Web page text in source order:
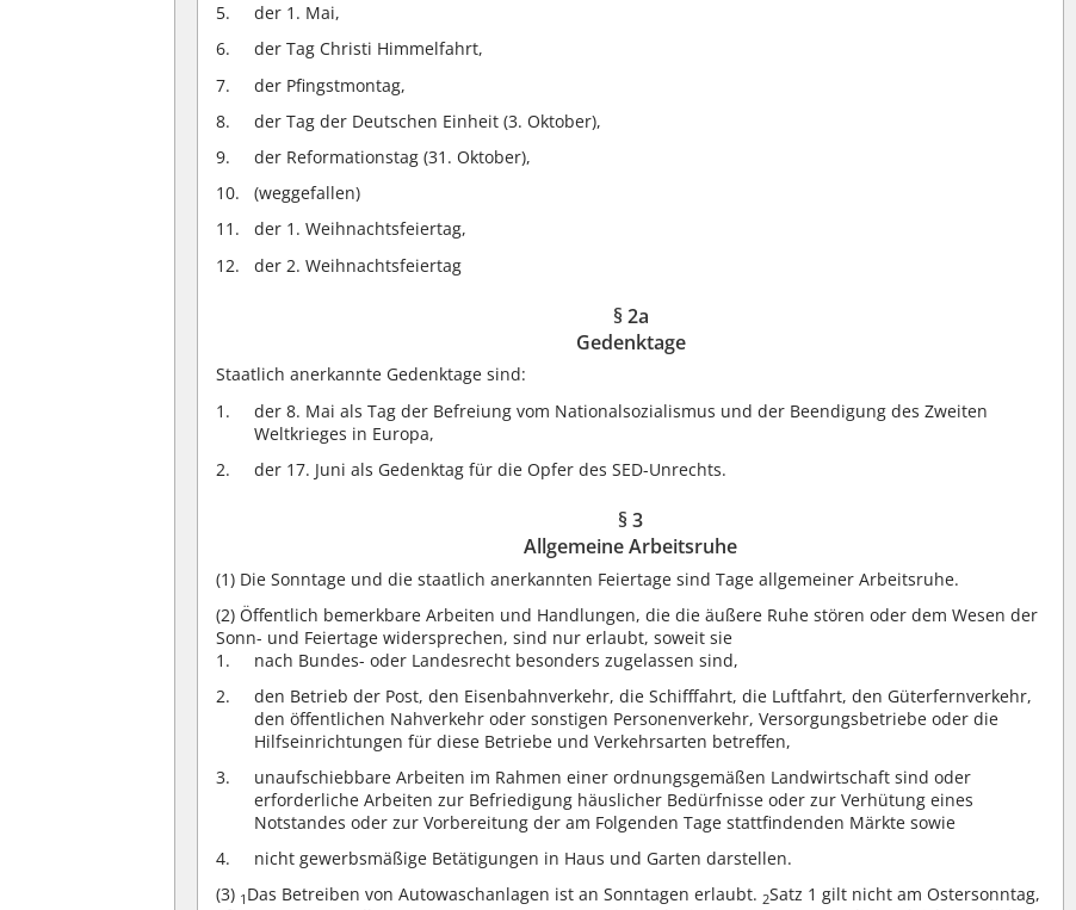
der 1. Mai,
der Tag Christi Himmelfahrt,
der Pfingstmontag,
der Tag der Deutschen Einheit (3. Oktober),
der Reformationstag (31. Oktober),
(weggefallen)
der 1. Weihnachtsfeiertag,
der 2. Weihnachtsfeiertag
§ 2a
Gedenktage
Staatlich anerkannte Gedenktage sind:
der 8. Mai als Tag der Befreiung vom Nationalsozialismus und der Beendigung des Zweiten
Weltkrieges in Europa,
der 17. Juni als Gedenktag für die Opfer des SED-Unrechts.
§ 3
Allgemeine Arbeitsruhe
(1) Die Sonntage und die staatlich anerkannten Feiertage sind Tage allgemeiner Arbeitsruhe.
(2) Öffentlich bemerkbare Arbeiten und Handlungen, die die äußere Ruhe stören oder dem Wesen der
Sonn- und Feiertage widersprechen, sind nur erlaubt, soweit sie
nach Bundes- oder Landesrecht besonders zugelassen sind,
den Betrieb der Post, den Eisenbahnverkehr, die Schifffahrt, die Luftfahrt, den Güterfernverkehr,
den öffentlichen Nahverkehr oder sonstigen Personenverkehr, Versorgungsbetriebe oder die
Hilfseinrichtungen für diese Betriebe und Verkehrsarten betreffen,
unaufschiebbare Arbeiten im Rahmen einer ordnungsgemäßen Landwirtschaft sind oder
erforderliche Arbeiten zur Befriedigung häuslicher Bedürfnisse oder zur Verhütung eines
Notstandes oder zur Vorbereitung der am Folgenden Tage stattfindenden Märkte sowie
nicht gewerbsmäßige Betätigungen in Haus und Garten darstellen.
(3) 1 Das Betreiben von Autowaschanlagen ist an Sonntagen erlaubt. 2Satz 1 gilt nicht am Ostersonntag,